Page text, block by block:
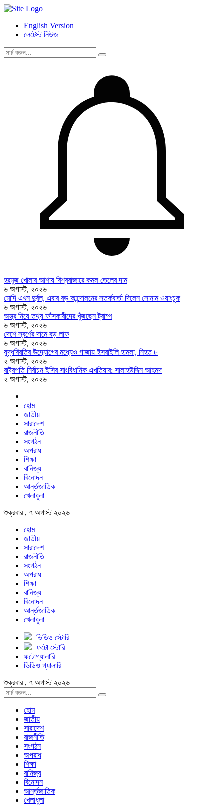
English Version
লেটেস্ট নিউজ
হরমুজ খোলার আশায় বিশ্ববাজারে কমল তেলের দাম
৬ অগাস্ট, ২০২৬
মোদি এখন দুর্বল, এবার বড় আন্দোলনের সতর্কবার্তা দিলেন সোনাম ওয়াংচুক
৬ অগাস্ট, ২০২৬
অস্ত্র নিয়ে তথ্য ফাঁসকারীদের খুঁজছেন ট্রাম্প
৬ অগাস্ট, ২০২৬
দেশে স্বর্ণের দামে বড় লাফ
৬ অগাস্ট, ২০২৬
যুদ্ধবিরতির উদ্যোগের মধ্যেও গাজায় ইসরাইলি হামলা, নিহত ৮
২ অগাস্ট, ২০২৬
রাষ্ট্রপতি নির্বাচন ইসির সাংবিধানিক এখতিয়ার: সালাহউদ্দিন আহমদ
২ অগাস্ট, ২০২৬
হোম
জাতীয়
সারাদেশ
রাজনীতি
সংগঠন
অপরাধ
শিক্ষা
বানিজ্য
বিনোদন
আর্ন্তজাতিক
খেলাধুলা
শুক্রবার , ৭ অগাস্ট ২০২৬
হোম
জাতীয়
সারাদেশ
রাজনীতি
সংগঠন
অপরাধ
শিক্ষা
বানিজ্য
বিনোদন
আর্ন্তজাতিক
খেলাধুলা
ভিডিও স্টোরি
ফটো স্টোরি
ফটোগ্যালারি
ভিডিও গ্যালারি
শুক্রবার , ৭ অগাস্ট ২০২৬
হোম
জাতীয়
সারাদেশ
রাজনীতি
সংগঠন
অপরাধ
শিক্ষা
বানিজ্য
বিনোদন
আর্ন্তজাতিক
খেলাধুলা